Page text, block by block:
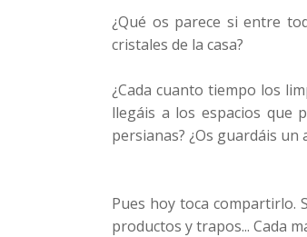
¿Qué os parece si entre
cristales de la casa?
¿Cada cuanto tiempo los
llegáis a los espacios que
persianas? ¿Os guardáis un
Pues hoy toca compartirlo.
productos y trapos... Cada